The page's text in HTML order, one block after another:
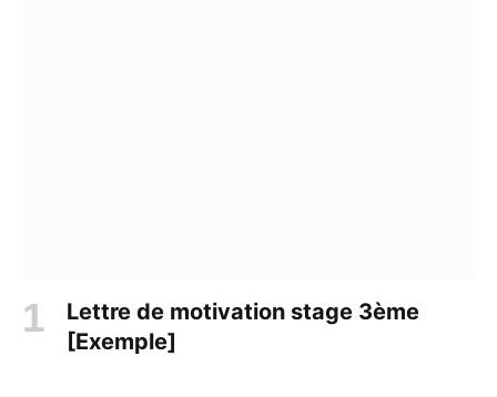
Lettre de motivation stage 3ème
[Exemple]